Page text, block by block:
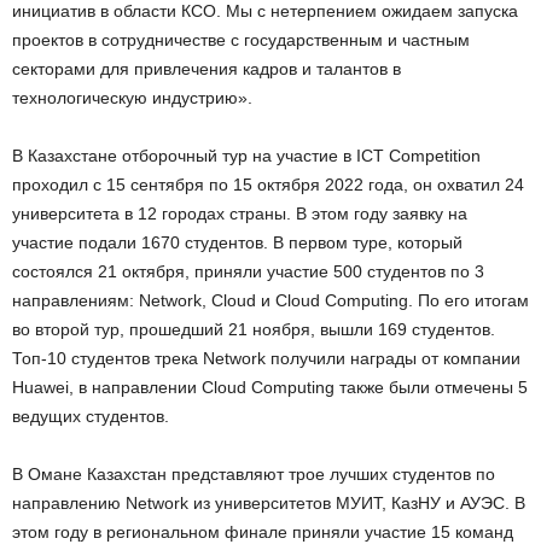
инициатив в области КСО. Мы с нетерпением ожидаем запуска
проектов в сотрудничестве с государственным и частным
секторами для привлечения кадров и талантов в
технологическую индустрию».
В Казахстане отборочный тур на участие в ICT Competition
проходил с 15 сентября по 15 октября 2022 года, он охватил 24
университета в 12 городах страны. В этом году заявку на
участие подали 1670 студентов. В первом туре, который
состоялся 21 октября, приняли участие 500 студентов по 3
направлениям: Network, Cloud и Cloud Computing. По его итогам
во второй тур, прошедший 21 ноября, вышли 169 студентов.
Топ-10 студентов трека Network получили награды от компании
Huawei, в направлении Cloud Computing также были отмечены 5
ведущих студентов.
В Омане Казахстан представляют трое лучших студентов по
направлению Network из университетов МУИТ, КазНУ и АУЭС. В
этом году в региональном финале приняли участие 15 команд